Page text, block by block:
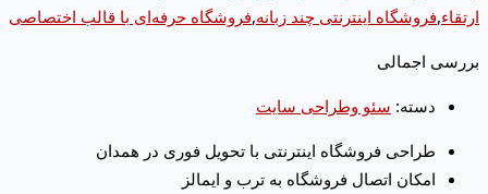
ارتقاء,فروشگاه اینترنتی چند زبانه,فروشگاه حرفه‌ای با قالب اختصاصی
بررسی اجمالی
دسته: سئو وطراحی سایت
طراحی فروشگاه اینترنتی با تحویل فوری در همدان
امکان اتصال فروشگاه به ترب و ایمالز